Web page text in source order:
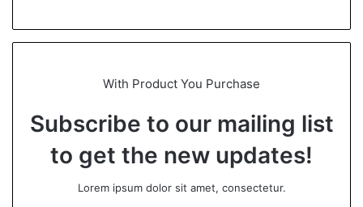
te
With Product You Purchase
Subscribe to our mailing list
to get the new updates!
Lorem ipsum dolor sit amet, consectetur.